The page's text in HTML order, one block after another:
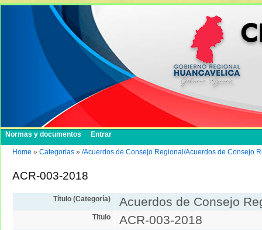
Normas y documentos Entrar
Home » Categorias » /Acuerdos de Consejo Regional/Acuerdos de Consejo
ACR-003-2018
Título (Categoría) Acuerdos de Consejo
Titulo ACR-003-2018